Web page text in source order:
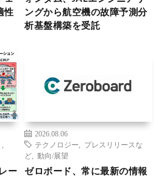
性
ングから航空機の故障予測分
析基盤構築を受託
ー
2026.08.06
テクノロジー
プレスリリースな
ど
動向/展望
ゼロボード、常に最新の情報